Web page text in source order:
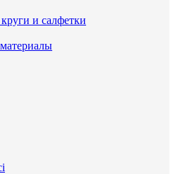
и салфетки